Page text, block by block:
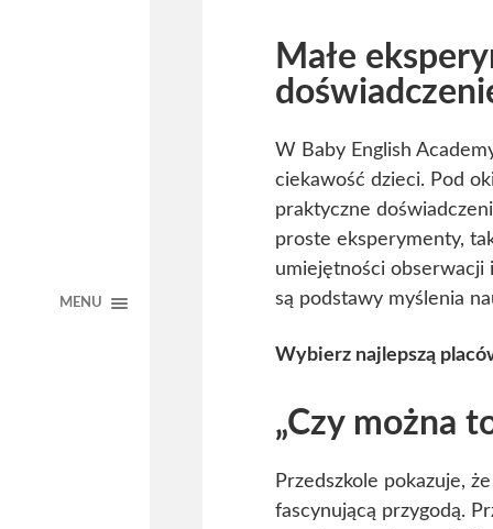
MENU
Małe
W Baby English
ciekawość dzieci. Pod
praktyczne
proste eksperymenty,
umiejętności obserwacji
są podstawy myślenia
Wybierz najlepszą
„Czy można
Przedszkole pokazuje,
fascynującą przygodą.